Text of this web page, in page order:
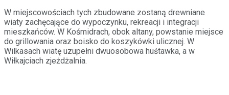
W miejscowościach tych zbudowane zostaną drewniane
wiaty zachęcające do wypoczynku, rekreacji i integracji
mieszkańców. W Kośmidrach, obok altany, powstanie miejsce
do grillowania oraz boisko do koszykówki ulicznej. W
Wilkasach wiatę uzupełni dwuosobowa huśtawka, a w
Wiłkajciach zjeżdżalnia.